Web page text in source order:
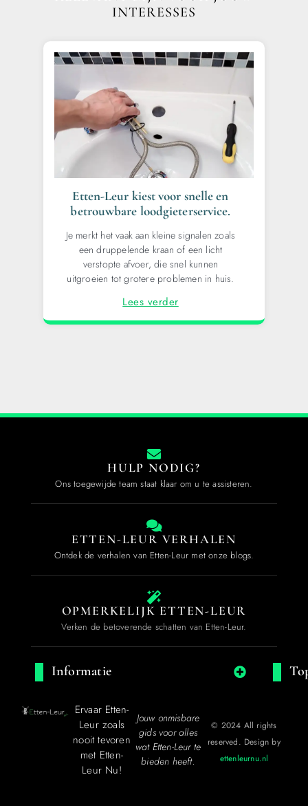
INTERESSES
Etten-Leur kiest voor snelle en
betrouwbare loodgieterservice.
Je merkt het vaak aan kleine signalen zoals
een druppelende kraan of een licht
verstopte afvoer, die snel kunnen
uitgroeien tot grotere problemen in huis.
Lees verder
HULP NODIG?
Ons toegewijde team staat klaar om u te assisteren.
ETTEN-LEUR VERHALEN
Ontdek de verhalen van Etten-Leur met onze blogs.
OPMERKELIJK ETTEN-LEUR
Verken de betoverende schatten van Etten-Leur.
Informatie
Ervaar Etten-
Leur zoals
nooit tevoren
met Etten-
Leur Nu!
Jouw onmisbare
gids voor alles
wat Etten-Leur te
bieden heeft.
© 2024 All rights
reserved. Design by
ettenleurnu.nl